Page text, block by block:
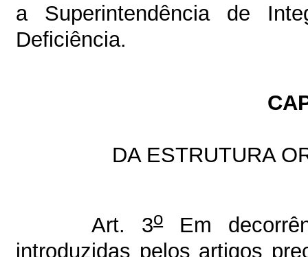
a Superintendência de
Deficiência.
DA ESTRUTURA
Art. 3oEm
introduzidas pelos artigos